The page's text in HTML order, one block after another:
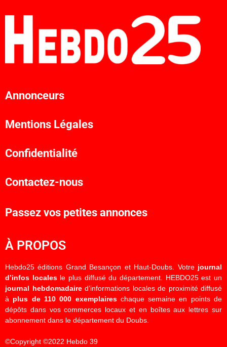
Annonceurs
Mentions Légales
Confidentialité
Contactez-nous
Passez vos petites annonces
À PROPOS
Hebdo25 éditions Grand Besançon et Haut-Doubs. Votre journal
d’infos localesle plus diffusé du département. HEBDO25 est un
journal hebdomadaired’informations locales de proximité diffusé
à plus de 110 000 exemplaireschaque semaine en points de
dépôts dans vos commerces locaux et en boîtes aux lettres sur
abonnement dans le département du Doubs.
©Copyright ©2022 Hebdo 39